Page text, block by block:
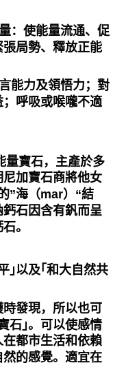
：使能量流通、促
局勢、釋放正能
能力及領悟力；對
呼吸或喉嚨不適
量寶石，主產於多
加寶石商將他女
”海（mar）“結
石因含有釩而呈
。
｣以及｢和大自然共
發現，所以也可
石｣。可以使感情
都市生活和依賴
的感覺。適宜在